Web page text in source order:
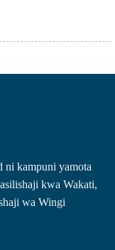
ni kampuni yamota
kwa Wakati,
wa Wingi